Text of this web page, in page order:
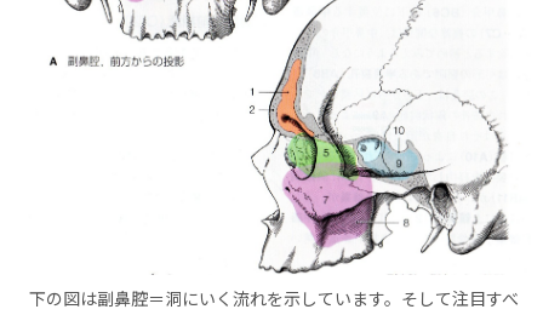
下の図は副鼻腔＝洞にいく流れを示しています。そして注目すべ